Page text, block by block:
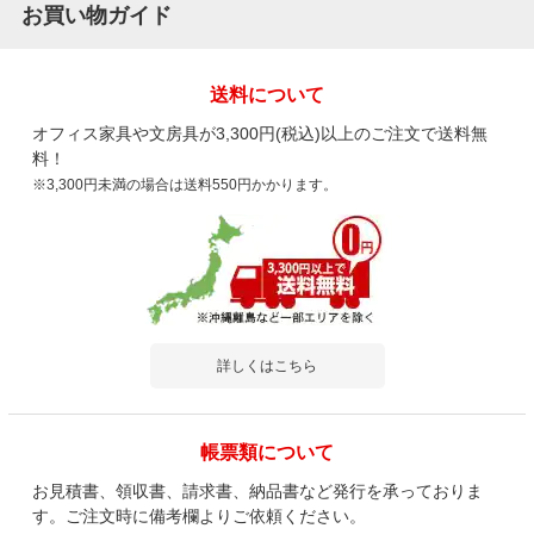
お買い物ガイド
送料について
オフィス家具や文房具が3,300円(税込)以上のご注文で送料無
料！
※3,300円未満の場合は送料550円かかります。
詳しくはこちら
帳票類について
お見積書、領収書、請求書、納品書など発行を承っておりま
す。ご注文時に備考欄よりご依頼ください。